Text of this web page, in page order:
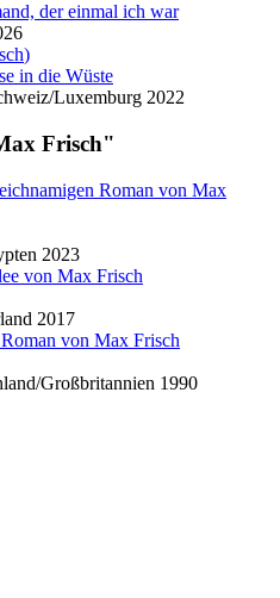
der einmal ich war
)
in die Wüste
Luxemburg 2022
Frisch"
Roman von Max
2023
von Max Frisch
2017
von Max Frisch
Großbritannien 1990